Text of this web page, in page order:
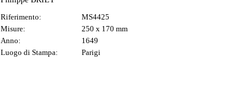
Riferimento:
MS4425
Misure:
250 x 170 mm
Anno:
1649
Luogo di Stampa:
Parigi